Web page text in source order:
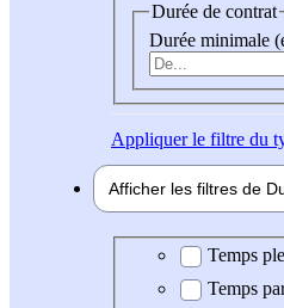
Durée de contrat
Durée minimale
Appliquerle filtre du
Afficher les filtres de
Durée
Temps
Temps